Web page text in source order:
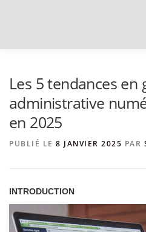
TÉMOIGNAGES
Les 5 tendances en
administrative
en 2025
PUBLIÉ LE 8 JANVIER 2025 PAR
INTRODUCTION